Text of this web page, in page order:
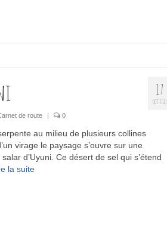
17
OCT 2017
de route | 0
au milieu de plusieurs collines
virage le paysage s’ouvre sur une
d’Uyuni. Ce désert de sel qui s’étend
la suite­­